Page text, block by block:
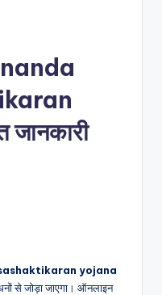
yojana
से जोड़ा जाएगा। ऑनलाइन